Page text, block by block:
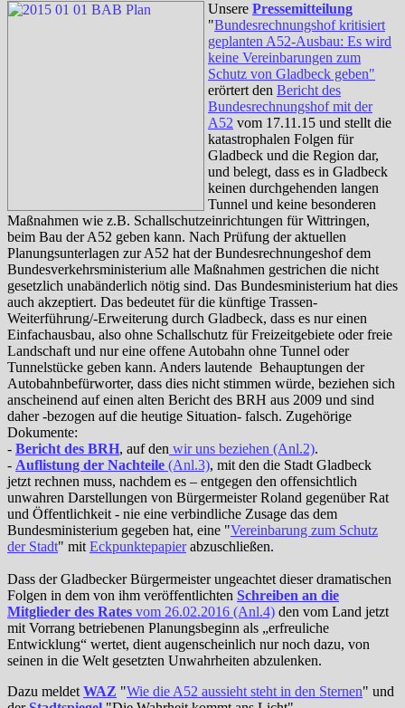
Unsere Pressemitteilung
"Bundesrechnungshof kritisiert
geplanten A52-Ausbau: Es wird
keine Vereinbarungen zum
Schutz von Gladbeck geben"
erörtert den Bericht des
Bundesrechnungshof mit der
A52 vom 17.11.15 und stellt die
katastrophalen Folgen für
Gladbeck und die Region dar,
und belegt, dass es in Gladbeck
keinen durchgehenden langen
Tunnel und keine besonderen
Maßnahmen wie z.B. Schallschutzeinrichtungen für Wittringen,
beim Bau der A52 geben kann. Nach Prüfung der aktuellen
Planungsunterlagen zur A52 hat der Bundesrechnungeshof dem
Bundesverkehrsministerium alle Maßnahmen gestrichen die nicht
gesetzlich unabänderlich nötig sind. Das Bundesministerium hat dies
auch akzeptiert. Das bedeutet für die künftige Trassen-
Weiterführung/-Erweiterung durch Gladbeck, dass es nur einen
Einfachausbau, also ohne Schallschutz für Freizeitgebiete oder freie
Landschaft und nur eine offene Autobahn ohne Tunnel oder
Tunnelstücke geben kann. Anders lautende Behauptungen der
Autobahnbefürworter, dass dies nicht stimmen würde, beziehen sich
anscheinend auf einen alten Bericht des BRH aus 2009 und sind
daher -bezogen auf die heutige Situation- falsch. Zugehörige
Dokumente:
- Bericht des BRH, auf den wir uns beziehen (Anl.2).
- Auflistung der Nachteile (Anl.3), mit den die Stadt Gladbeck
jetzt rechnen muss, nachdem es – entgegen den offensichtlich
unwahren Darstellungen von Bürgermeister Roland gegenüber Rat
und Öffentlichkeit - nie eine verbindliche Zusage das dem
Bundesministerium gegeben hat, eine "Vereinbarung zum Schutz
der Stadt" mit Eckpunktepapierabzuschließen.
Dass der Gladbecker Bürgermeister ungeachtet dieser dramatischen
Folgen in dem von ihm veröffentlichten Schreiben an die
Mitglieder des Rates vom 26.02.2016 (Anl.4) den vom Land jetzt
mit Vorrang betriebenen Planungsbeginn als „erfreuliche
Entwicklung“ wertet, dient augenscheinlich nur noch dazu, von
seinen in die Welt gesetzten Unwahrheiten abzulenken.
Dazu meldet WAZ "Wie die A52 aussieht steht in den Sternen" und